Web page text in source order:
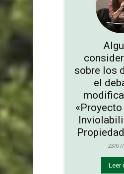
sobre los
el
23/
Leer